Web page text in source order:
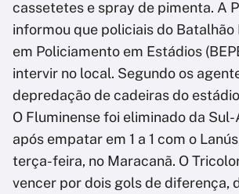
cassetetes e spray de pimenta. A
informou que policiais do Batalhão
em Policiamento em Estádios
intervir no local. Segundo os
depredação de cadeiras do
O Fluminense foi eliminado da
após empatar em 1 a 1 com o
terça-feira, no Maracanã. O
vencer por dois gols de diferença,